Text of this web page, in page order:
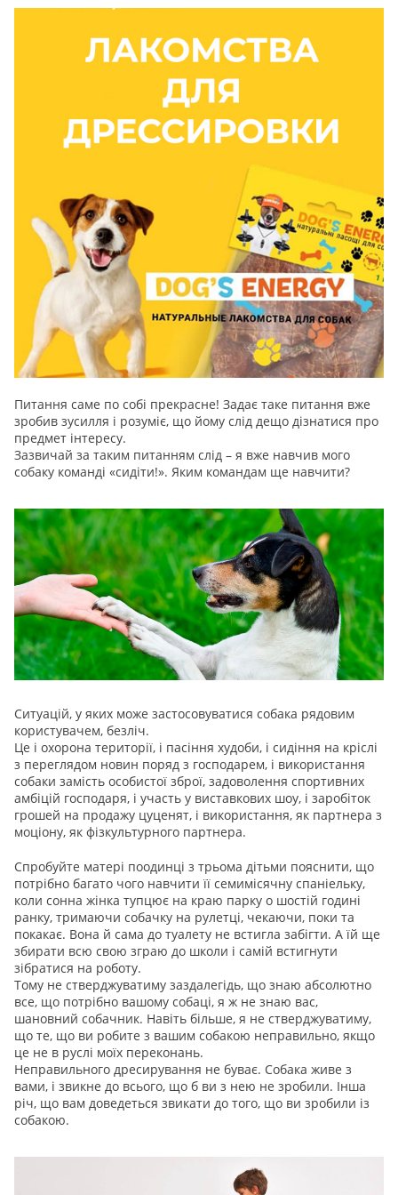
Питання саме по собі прекрасне! Задає таке питання вже
зробив зусилля і розуміє, що йому слід дещо дізнатися про
предмет інтересу.
Зазвичай за таким питанням слід – я вже навчив мого
собаку команді «сидіти!». Яким командам ще навчити?
Ситуацій, у яких може застосовуватися собака рядовим
користувачем, безліч.
Це і охорона території, і пасіння худоби, і сидіння на кріслі
з переглядом новин поряд з господарем, і використання
собаки замість особистої зброї, задоволення спортивних
амбіцій господаря, і участь у виставкових шоу, і заробіток
грошей на продажу цуценят, і використання, як партнера з
моціону, як фізкультурного партнера.
Спробуйте матері поодинці з трьома дітьми пояснити, що
потрібно багато чого навчити її семимісячну спаніельку,
коли сонна жінка тупцює на краю парку о шостій годині
ранку, тримаючи собачку на рулетці, чекаючи, поки та
покакає. Вона й сама до туалету не встигла забігти. А їй ще
збирати всю свою зграю до школи і самій встигнути
зібратися на роботу.
Тому не стверджуватиму заздалегідь, що знаю абсолютно
все, що потрібно вашому собаці, я ж не знаю вас,
шановний собачник. Навіть більше, я не стверджуватиму,
що те, що ви робите з вашим собакою неправильно, якщо
це не в руслі моїх переконань.
Неправильного дресирування не буває. Собака живе з
вами, і звикне до всього, що б ви з нею не зробили. Інша
річ, що вам доведеться звикати до того, що ви зробили із
собакою.